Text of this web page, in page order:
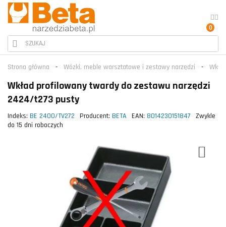
0
Strona główna Wózki, meble warsztatowe i zestawy narzędzi
Wkład profilowany twardy do zestawu narzędzi
2424/t273 pusty
Indeks: BE 2400/TV272 Producent: BETA EAN: 8014230151847
Zwykle
do 15 dni roboczych